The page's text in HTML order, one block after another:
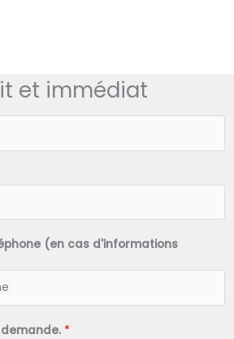
et immédiat
(en cas d'informations
*